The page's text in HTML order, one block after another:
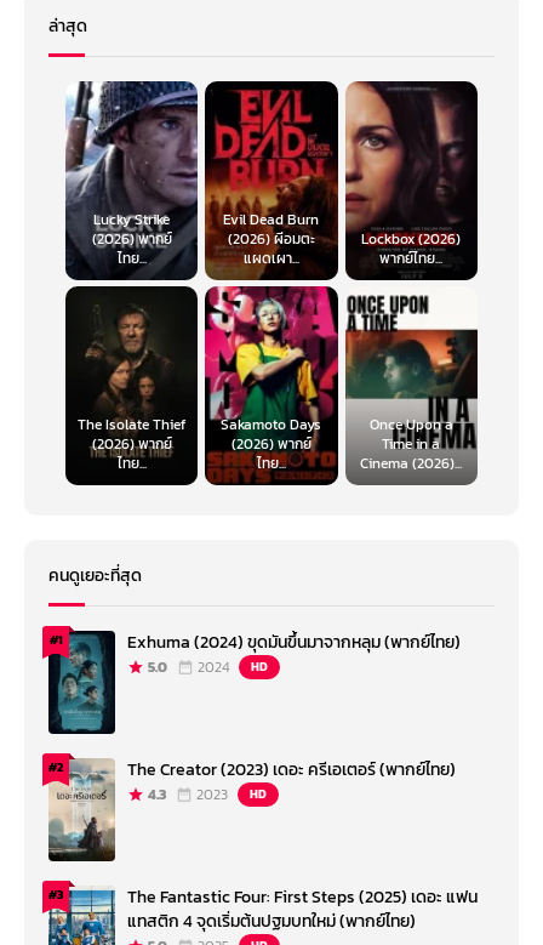
ล่าสุด
Lucky Strike
(2026) พากย์
ไทย...
Evil Dead Burn
(2026) ผีอมตะ
แผดเผา...
Lockbox (2026)
พากย์ไทย...
The Isolate Thief
(2026) พากย์
ไทย...
Sakamoto Days
(2026) พากย์
ไทย...
Once Upon a
Time in a
Cinema (2026)...
คนดูเยอะที่สุด
#1 Exhuma (2024) ขุดมันขึ้นมาจากหลุม (พากย์ไทย)
5.0 2024 HD
#2 The Creator (2023) เดอะ ครีเอเตอร์ (พากย์ไทย)
4.3 2023 HD
#3
The Fantastic Four: First Steps (2025) เดอะ แฟน
แทสติก 4 จุดเริ่มต้นปฐมบทใหม่ (พากย์ไทย)